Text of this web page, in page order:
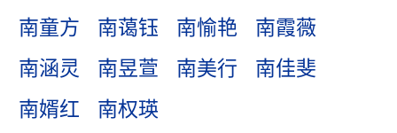
南童方
南蔼钰 南愉艳
南霞薇
南涵灵
南昱萱 南美行
南佳斐
南婿红
南权瑛